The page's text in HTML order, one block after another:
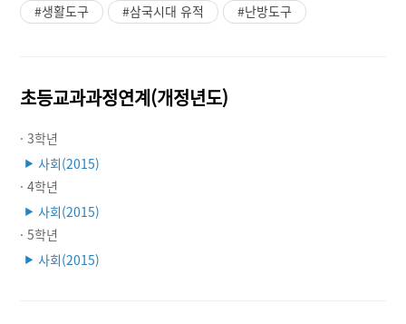
#생활도구 #삼국시대 유적 #난방도구
초등교과과정연계(개정년도)
· 3학년
▶ 사회(2015)
· 4학년
▶ 사회(2015)
· 5학년
▶ 사회(2015)